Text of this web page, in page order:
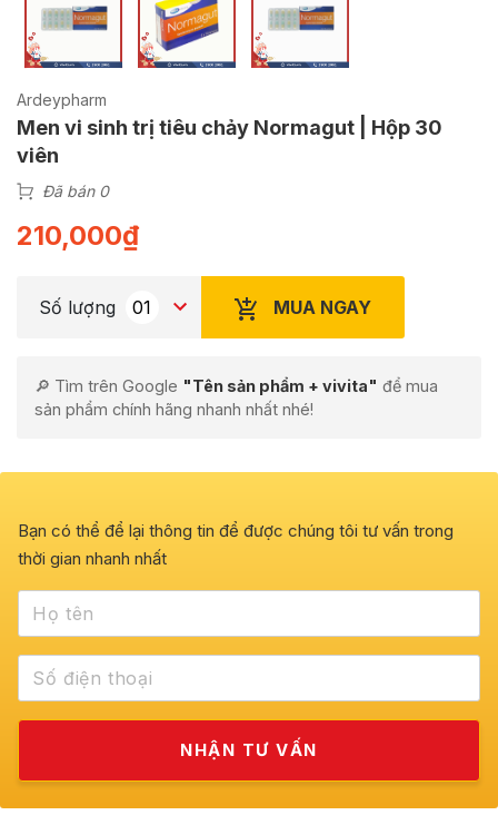
Ardeypharm
Men vi sinh trị tiêu chảy Normagut | Hộp 30
viên
Đã bán 0
210,000₫
Số lượng MUA NGAY
🔎 Tìm trên Google "Tên sản phẩm + vivita" để mua
sản phẩm chính hãng nhanh nhất nhé!
Bạn có thể để lại thông tin để được chúng tôi tư vấn trong
thời gian nhanh nhất